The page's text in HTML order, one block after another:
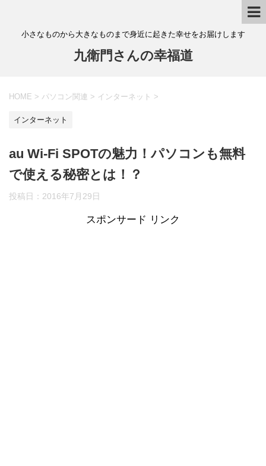
小さなものから大きなものまで身近に起きた幸せをお届けします
九衛門さんの幸福道
HOME > パソコン関連 > インターネット >
インターネット
au Wi-Fi SPOTの魅力！パソコンも無料
で使える秘密とは！？
投稿日： 2016年7月29日
スポンサード リンク